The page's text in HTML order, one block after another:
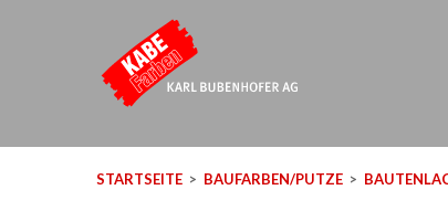
STARTSEITE BAUFARBEN/PUTZE